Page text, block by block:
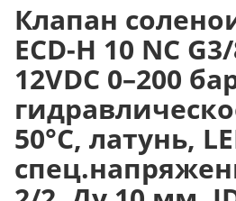
Клапан
ECD-H 10 NC
12VDC 0–200
50°C, латунь,